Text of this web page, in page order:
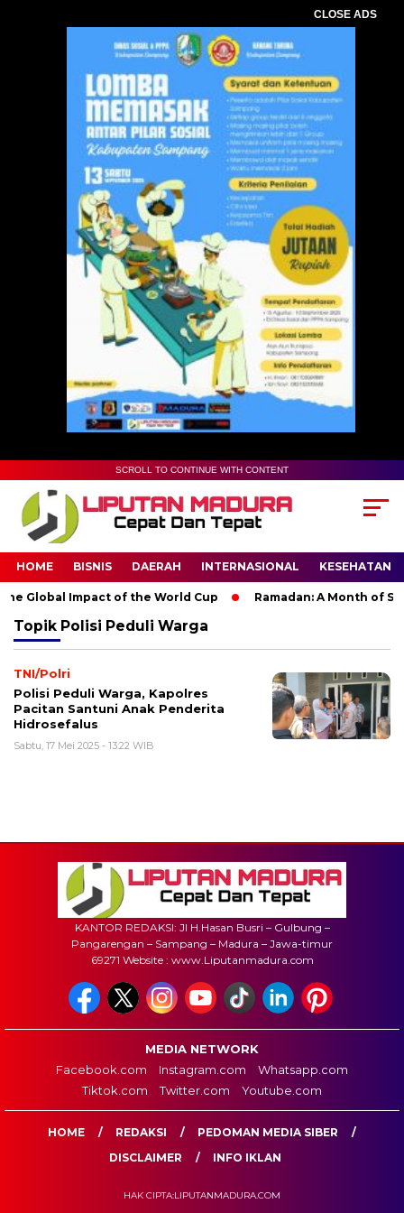
CLOSE ADS
SCROLL TO CONTINUE WITH CONTENT
HOME BISNIS DAERAH INTERNASIONAL KESEHATAN
Global Impact of the World Cup Ramadan: A Month of
Topik Polisi Peduli Warga
TNI/Polri
Polisi Peduli Warga, Kapolres
Pacitan Santuni Anak Penderita
Hidrosefalus
Sabtu, 17 Mei 2025 - 13:22 WIB
KANTOR REDAKSI: Jl H.Hasan Busri – Gulbung –
Pangarengan – Sampang – Madura – Jawa-timur
69271 Website : www.Liputanmadura.com
MEDIA NETWORK
Facebook.com
Instagram.com
Whatsapp.com
Tiktok.com
Twitter.com Youtube.com
HOME REDAKSI
PEDOMAN MEDIA SIBER
DISCLAIMER
INFO IKLAN
HAK CIPTA:LIPUTANMADURA.COM